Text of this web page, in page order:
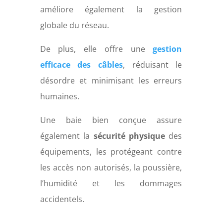
améliore également la gestion
globale du réseau.
De plus, elle offre unegestion
efficace des câbles, réduisant le
désordre et minimisant les erreurs
humaines.
Une baie bien conçue assure
également la sécurité physiquedes
équipements, les protégeant contre
les accès non autorisés, la poussière,
l’humidité et les dommages
accidentels.